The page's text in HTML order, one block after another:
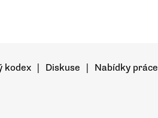
kodex Diskuse Nabídky práce